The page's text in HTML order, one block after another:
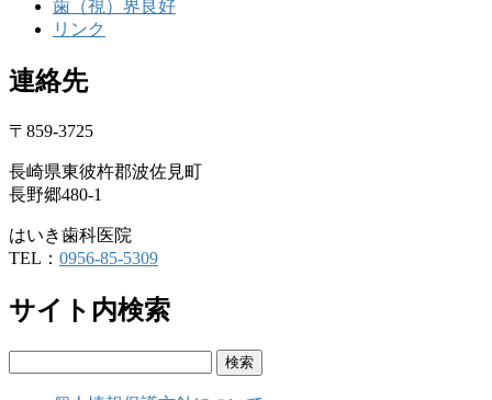
歯（視）界良好
リンク
連絡先
〒859-3725
長崎県東彼杵郡波佐見町
長野郷480-1
はいき歯科医院
TEL： 0956-85-5309
サイト内検索